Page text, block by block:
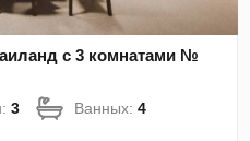
с 3 комнатами №
3 Ванных:4